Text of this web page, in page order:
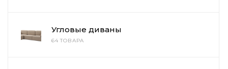
Угловые диваны
64 ТОВАРА